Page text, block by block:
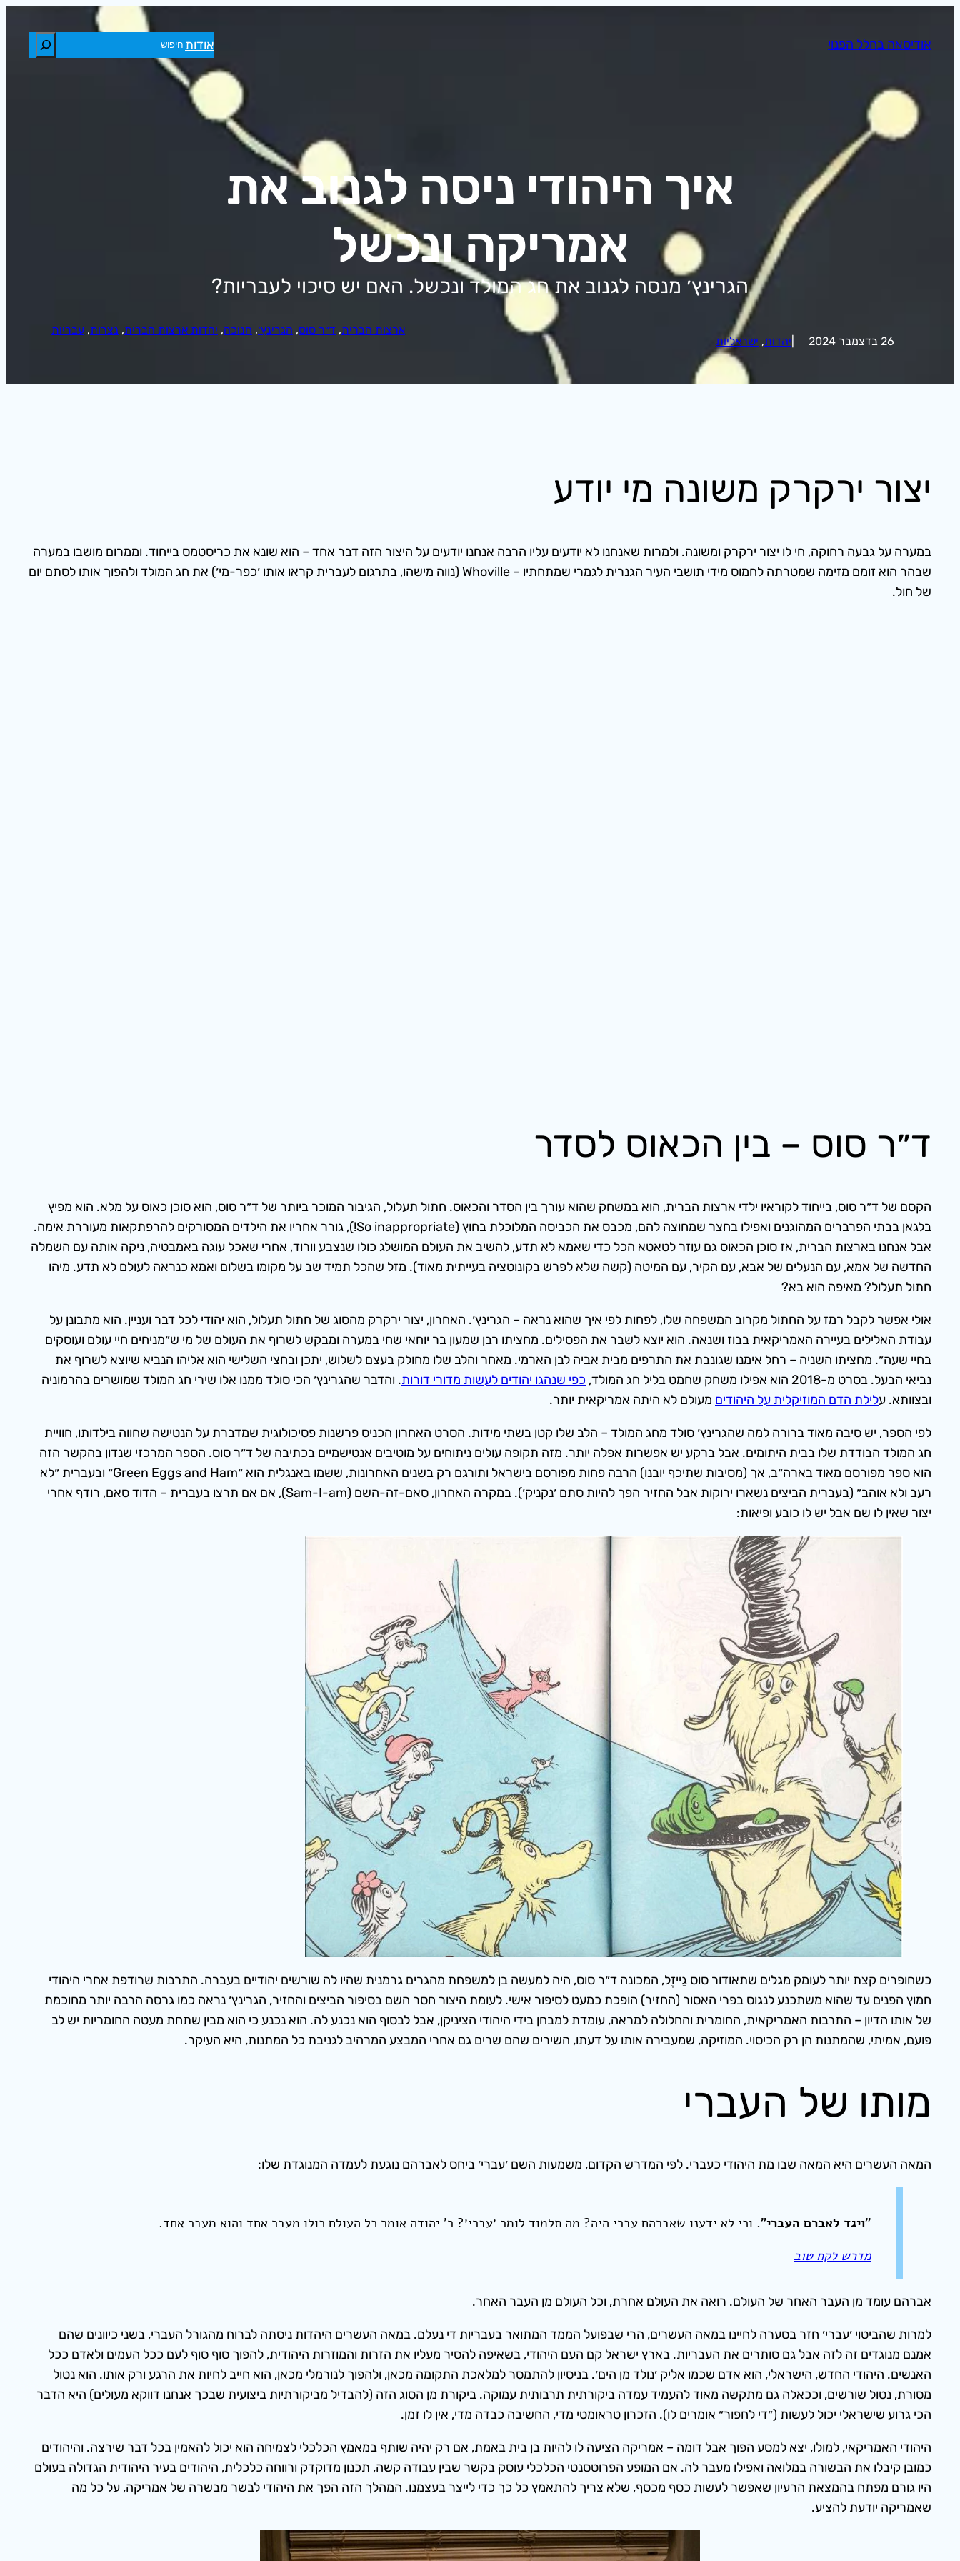
אודיסאה בחלל הפנוי אודותחיפוש
איך היהודי ניסה לגנוב את
אמריקה ונכשל
הגרינץ׳ מנסה לגנוב את חג המולד ונכשל. האם יש סיכוי לעבריות?
26 בדצמבר 2024 יהדות, ישראליות
ארצות הברית, ד״ר סוס, הגרינץ׳, חנוכה, יהדות ארצות הברית, נצרות, עבריות
יצור ירקרק משונה מי יודע
במערה על גבעה רחוקה, חי לו יצור ירקרק ומשונה. ולמרות שאנחנו לא יודעים עליו הרבה אנחנו יודעים על היצור הזה דבר אחד – הוא שונא את כריסטמס בייחוד. וממרום מושבו במערה
שבהר הוא זומם מזימה שמטרתה לחמוס מידי תושבי העיר הגנרית לגמרי שמתחתיו – Whoville (נווה מישהו, בתרגום לעברית קראו אותו ׳כפר-מי׳) את חג המולד ולהפוך אותו לסתם יום
של חול.
ד״ר סוס – בין הכאוס לסדר
הקסם של ד״ר סוס, בייחוד לקוראיו ילדי ארצות הברית, הוא במשחק שהוא עורך בין הסדר והכאוס. חתול תעלול, הגיבור המוכר ביותר של ד״ר סוס, הוא סוכן כאוס על מלא. הוא מפיץ
בלגאן בבתי הפרברים המהוגנים ואפילו בחצר שמחוצה להם, מכבס את הכביסה המלוכלת בחוץ (So inappropriate!), גורר אחריו את הילדים המסורקים להרפתקאות מעוררת אימה.
אבל אנחנו בארצות הברית, אז סוכן הכאוס גם עוזר לטאטא הכל כדי שאמא לא תדע, להשיב את העולם המושלג כולו שנצבע וורוד, אחרי שאכל עוגה באמבטיה, ניקה אותה עם השמלה
החדשה של אמא, עם הנעלים של אבא, עם הקיר, עם המיטה (קשה שלא לפרש בקונוטציה בעייתית מאוד). מזל שהכל תמיד שב על מקומו בשלום ואמא כנראה לעולם לא תדע. מיהו
חתול תעלול? מאיפה הוא בא?
אולי אפשר לקבל רמז על החתול מקרוב המשפחה שלו, לפחות לפי איך שהוא נראה – הגרינץ׳. האחרון, יצור ירקרק מהסוג של חתול תעלול, הוא יהודי לכל דבר ועניין. הוא מתבונן על
עבודת האלילים בעיירה האמריקאית בבוז ושנאה. הוא יוצא לשבר את הפסילים. מחציתו רבן שמעון בר יוחאי שחי במערה ומבקש לשרוף את העולם של מי ש״מניחים חיי עולם ועוסקים
בחיי שעה״. מחציתו השניה – רחל אימנו שגונבת את התרפים מבית אביה לבן הארמי. מאחר והלב שלו מחולק בעצם לשלוש, יתכן ובחצי השלישי הוא אליהו הנביא שיוצא לשרוף את
נביאי הבעל. בסרט מ-2018 הוא אפילו משחק שחמט בליל חג המולד,
כפי שנהגו יהודים לעשות מדורי דורות. והדבר שהגרינץ׳ הכי סולד ממנו אלו שירי חג המולד שמושרים בהרמוניה
ובצוותא. עלילת הדם המוזיקלית על היהודים מעולם לא היתה אמריקאית יותר.
לפי הספר, יש סיבה מאוד ברורה למה שהגרינץ׳ סולד מחג המולד – הלב שלו קטן בשתי מידות. הסרט האחרון הכניס פרשנות פסיכולוגית שמדברת על הנטישה שחווה בילדותו, חוויית
חג המולד הבודדת שלו בבית היתומים. אבל ברקע יש אפשרות אפלה יותר. מזה תקופה עולים ניתוחים על מוטיבים אנטישמיים בכתיבה של ד״ר סוס. הספר המרכזי שנדון בהקשר הזה
הוא ספר מפורסם מאוד בארה״ב, אך (מסיבות שתיכף יובנו) הרבה פחות מפורסם בישראל ותורגם רק בשנים האחרונות, ששמו באנגלית הוא ״Green Eggs and Ham״ ובעברית ״לא
רעב ולא אוהב״ (בעברית הביצים נשארו ירוקות אבל החזיר הפך להיות סתם ׳נקניק׳). במקרה האחרון, סאם-זה-השם (Sam-I-am), אם אם תרצו בעברית – הדוד סאם, רודף אחרי
יצור שאין לו שם אבל יש לו כובע ופיאות:
כשחופרים קצת יותר לעומק מגלים שתאודור סוס גַייזֶל, המכונה ד״ר סוס, היה למעשה בן למשפחת מהגרים גרמנית שהיו לה שורשים יהודיים בעברה. התרבות שרודפת אחרי היהודי
חמוץ הפנים עד שהוא משתכנע לנגוס בפרי האסור (החזיר) הופכת כמעט לסיפור אישי. לעומת היצור חסר השם בסיפור הביצים והחזיר, הגרינץ׳ נראה כמו גרסה הרבה יותר מחוכמת
של אותו הדיון – התרבות האמריקאית, החומרית והחלולה למראה, עומדת למבחן בידי היהודי הציניקן, אבל לבסוף הוא נכנע לה. הוא נכנע כי הוא מבין שתחת מעטה החומריות יש לב
פועם, אמיתי, שהמתנות הן רק הכיסוי. המוזיקה, שמעבירה אותו על דעתו, השירים שהם שרים גם אחרי המבצע המרהיב לגניבת כל המתנות, היא העיקר.
מותו של העברי
המאה העשרים היא המאה שבו מת היהודי כעברי. לפי המדרש הקדום, משמעות השם ׳עברי׳ ביחס לאברהם נוגעת לעמדה המנוגדת שלו:
״ויגד לאברם העברי״. וכי לא ידענו שאברהם עברי היה? מה תלמוד לומר ׳עברי׳? ר’ יהודה אומר כל העולם כולו מעבר אחד והוא מעבר אחד.
מדרש לקח טוב
אברהם עומד מן העבר האחר של העולם. רואה את העולם אחרת, וכל העולם מן העבר האחר.
למרות שהביטוי ׳עברי׳ חזר בסערה לחיינו במאה העשרים, הרי שבפועל הממד המתואר בעבריות די נעלם. במאה העשרים היהדות ניסתה לברוח מהגורל העברי, בשני כיוונים שהם
אמנם מנוגדים זה לזה אבל גם סותרים את העבריות. בארץ ישראל קם העם היהודי, בשאיפה להסיר מעליו את הזרות והמוזרות היהודית, להפוך סוף סוף לעם ככל העמים ולאדם ככל
האנשים. היהודי החדש, הישראלי, הוא אדם שכמו אליק ׳נולד מן הים׳. בניסיון להתמסר למלאכת התקומה מכאן, ולהפוך לנורמלי מכאן, הוא חייב לחיות את הרגע ורק אותו. הוא נטול
מסורת, נטול שורשים, וככאלה גם מתקשה מאוד להעמיד עמדה ביקורתית תרבותית עמוקה. ביקורת מן הסוג הזה (להבדיל מביקורתיות ביצועית שבכך אנחנו דווקא מעולים) היא הדבר
הכי גרוע שישראלי יכול לעשות (״די לחפור״ אומרים לו). הזכרון טראומטי מדי, החשיבה כבדה מדי, אין לו זמן.
היהודי האמריקאי, למולו, יצא למסע הפוך אבל דומה – אמריקה הציעה לו להיות בן בית באמת, אם רק יהיה שותף במאמץ הכלכלי לצמיחה הוא יכול להאמין בכל דבר שירצה. והיהודים
כמובן קיבלו את הבשורה במלואה ואפילו מעבר לה. אם המופע הפרוטסנטי הכלכלי עוסק בקשר שבין עבודה קשה, תכנון מדוקדק ורווחה כלכלית, היהודים בעיר היהודית הגדולה בעולם
היו גורם מפתח בהמצאת הרעיון שאפשר לעשות כסף מכסף, שלא צריך להתאמץ כל כך כדי לייצר בעצמנו. המהלך הזה הפך את היהודי לבשר מבשרה של אמריקה, על כל מה
שאמריקה יודעת להציע.